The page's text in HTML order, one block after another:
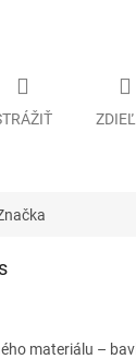
materiálu –